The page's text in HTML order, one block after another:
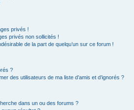
privés !
privés non sollicités !
de la part de quelqu’un sur ce forum !
?
des utilisateurs de ma liste d’amis et d’ignorés ?
dans un ou des forums ?